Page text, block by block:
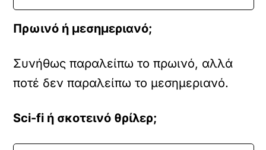
Πρωινό ή μεσημεριανό;
Συνήθως παραλείπω το πρωινό, αλλά
ποτέ δεν παραλείπω το μεσημεριανό.
Sci-fi ή σκοτεινό θρίλερ;